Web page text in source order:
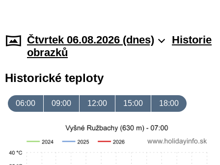
Čtvrtek 06.08.2026 (dnes)
Historie
obrazků
Historické teploty
06:00 09:00 12:00 15:00 18:00